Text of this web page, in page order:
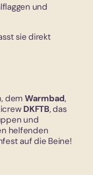
und
sie direkt
dem Warmbad,
DKFTB, das
und
helfenden
auf die Beine!